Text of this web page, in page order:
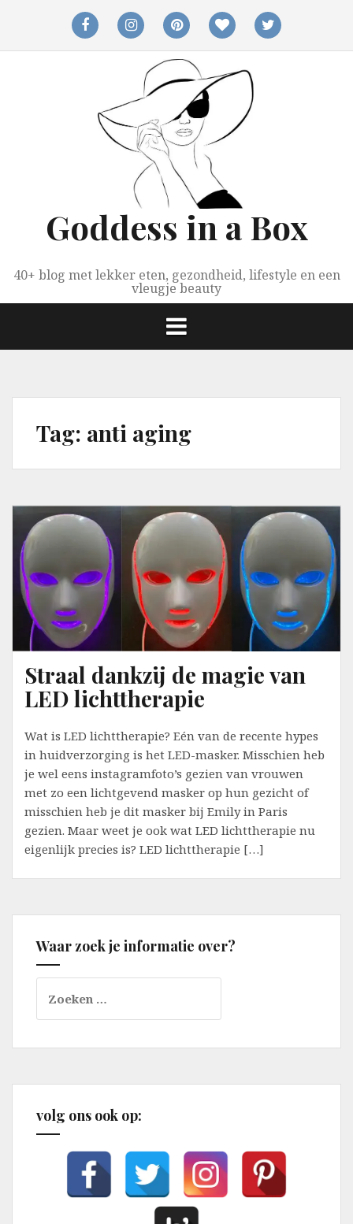
facebookinstagrampinterestbloglovintwitter
Goddess in a Box
40+ blog met lekker eten, gezondheid, lifestyle en een
vleugje beauty
Tag: anti aging
Straal dankzij de magie van
LED lichttherapie
Wat is LED lichttherapie? Eén van de recente hypes
in huidverzorging is het LED-masker. Misschien heb
je wel eens instagramfoto’s gezien van vrouwen
met zo een lichtgevend masker op hun gezicht of
misschien heb je dit masker bij Emily in Paris
gezien. Maar weet je ook wat LED lichttherapie nu
eigenlijk precies is? LED lichttherapie […]
Waar zoek je informatie over?
naar:
volg ons ook op: